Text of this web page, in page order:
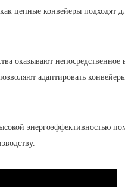
цепные конвейеры подходят
оказывают
адаптировать
энергоэффективностью